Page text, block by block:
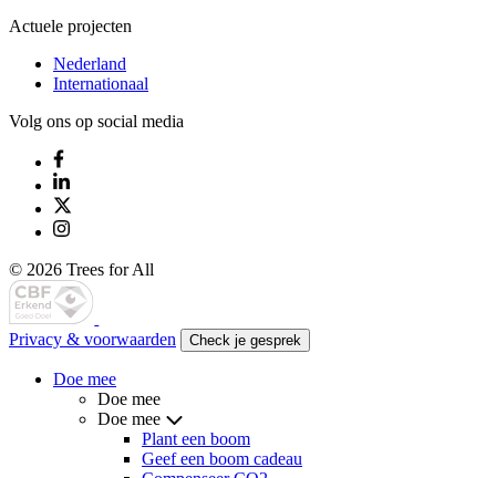
Actuele projecten
Nederland
Internationaal
Volg ons op social media
© 2026 Trees for All
Privacy & voorwaarden Check je gesprek
Doe mee
Doe mee
Doe mee
Plant een boom
Geef een boom cadeau